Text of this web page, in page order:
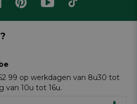
99 op werkdagen van 8u30 tot
van 10u tot 16u.